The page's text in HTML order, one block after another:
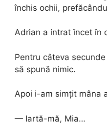
închis ochii,
Adrian a intrat încet în
Pentru câteva
să spună nimic.
Apoi i-am simțit mâna
— Iartă-mă, Mia…